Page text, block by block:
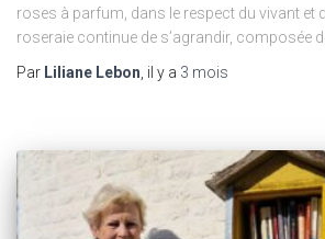
roses à parfum, dans le respect du vivant et
roseraie continue de s’agrandir, composée
Par Liliane Lebon, il y a 3 mois